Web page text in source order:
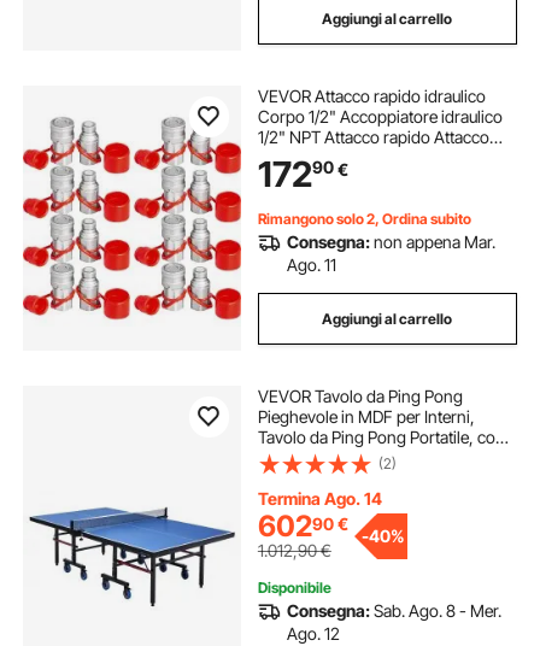
Aggiungi al carrello
VEVOR Attacco rapido idraulico
Corpo 1/2" Accoppiatore idraulico
1/2" NPT Attacco rapido Attacco
rapido 8 coppie Attacco rapido
idraulico 27,6 MPa 8 coppie
17290€
Rimangono solo 2, Ordina subito
Consegna:non appena Mar.
Ago. 11
Aggiungi al carrello
VEVOR Tavolo da Ping Pong
Pieghevole in MDF per Interni,
Tavolo da Ping Pong Portatile, con
Rete a Morsetto Rapido e Ruote
Bloccabili, Gioco da Ping Pong,
Montaggio Facile, Piani del Tavolo
da 25 mm
(2)
Termina Ago. 14
60290€
1.012,90€
-40%
Disponibile
Consegna:Sab. Ago. 8 - Mer.
Ago. 12